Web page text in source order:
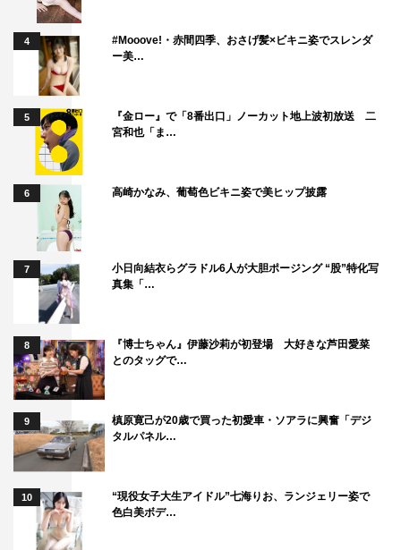
『最高のオバハン中島ハルコ』菊池いづみ（松本まりか）©東海テレビ
第2弾のお話を頂いたとき、またあのチームのみんなと会
えるんだということがうれしかったです。本当に和気あい
あいとした現場で楽しかった記憶しかなかったので。何よ
り「大地さんとまたご一緒できる！」ということが、すご
くうれしかったです。それもこれも、第1弾が、ファンの
皆さまに支持された作品だったからだと思いますし、そん
4
#Mooove!・赤間四季、おさげ髪×ビキニ姿でスレンダ
ー美…
5
『金ロー』で「8番出口」ノーカット地上波初放送 二
宮和也「ま…
6 高崎かなみ、葡萄色ビキニ姿で美ヒップ披露
7
小日向結衣らグラドル6人が大胆ポージング “股”特化写
真集「…
8
『博士ちゃん』伊藤沙莉が初登場 大好きな芦田愛菜
とのタッグで…
9
槙原寛己が20歳で買った初愛車・ソアラに興奮「デジ
タルパネル…
10
“現役女子大生アイドル”七海りお、ランジェリー姿で
色白美ボデ…